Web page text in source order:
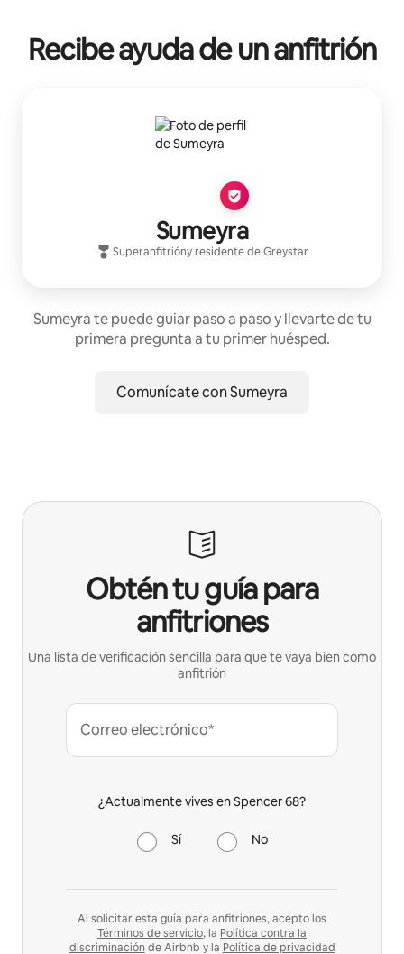
Recibe ayuda de un anfitrión
Sumeyra
Superanfitrióny residente deGreystar
Sumeyra te puede guiar paso a paso y llevarte de tu
primera pregunta a tu primer huésped.
Comunícate con Sumeyra
Obtén tu guía para
anfitriones
Una lista de verificación sencilla para que te vaya bien como
anfitrión
Correo electrónico*
¿Actualmente vives en Spencer 68?
Sí No
Al solicitar esta guía para anfitriones, acepto los
Términos de servicio, la Política contra la
discriminación de Airbnb y la Política de privacidad